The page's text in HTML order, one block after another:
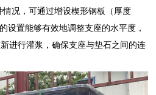
况，可通过增设楔形钢板（厚度
设置能够有效地调整支座的水平度，
进行灌浆，确保支座与垫石之间的连